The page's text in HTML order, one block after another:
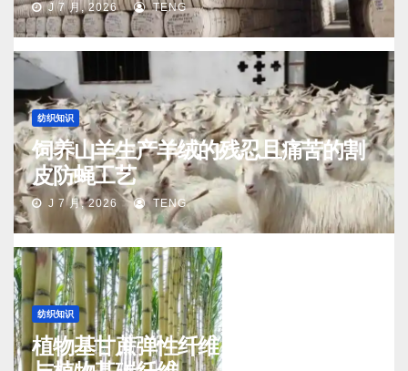
J 7 月, 2026 TENG
纺织知识
饲养山羊生产羊绒的残忍且痛苦的割
皮防蝇工艺
J 7 月, 2026 TENG
纺织知识
植物基甘蔗弹性纤维（生物基氨纶）